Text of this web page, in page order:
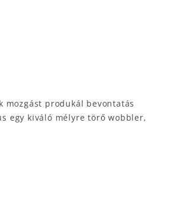
mozgást produkál bevontatás
egy kiváló mélyre törő wobbler,